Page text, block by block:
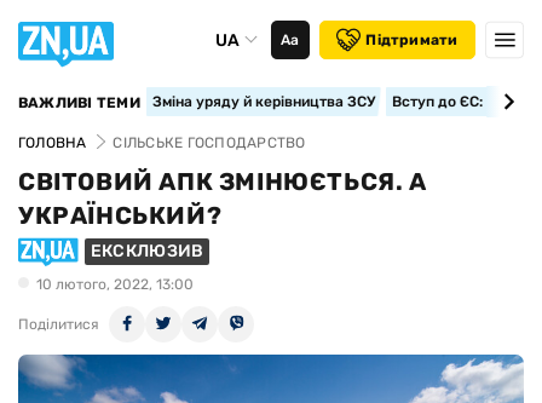
UA Аа Підтримати
ВАЖЛИВІ ТЕМИ Зміна уряду й керівництва ЗСУ Вступ до ЄС:
ГОЛОВНА СІЛЬСЬКЕ ГОСПОДАРСТВО
СВІТОВИЙ АПК ЗМІНЮЄТЬСЯ. А
УКРАЇНСЬКИЙ?
ЕКСКЛЮЗИВ
10 лютого, 2022, 13:00
Поділитися